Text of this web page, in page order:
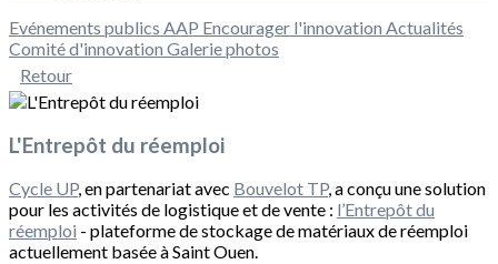
Evénements publics AAP Encourager l'innovation Actualités
Comité d'innovation Galerie photos
Retour
L'Entrepôt du réemploi
Cycle UP, en partenariat avec Bouvelot TP, a conçu une solution
pour les activités de logistique et de vente : l’Entrepôt du
réemploi - plateforme de stockage de matériaux de réemploi
actuellement basée à Saint Ouen.